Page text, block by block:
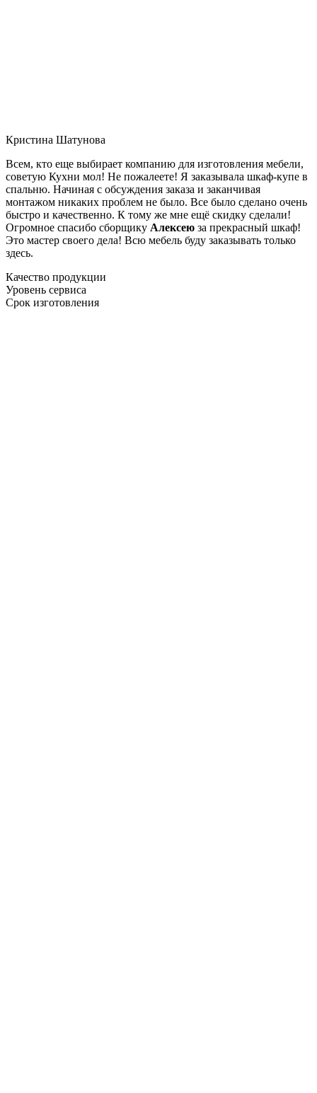
Кристина Шатунова
Всем, кто еще выбирает компанию для изготовления мебели,
советую Кухни мол! Не пожалеете! Я заказывала шкаф-купе в
спальню. Начиная с обсуждения заказа и заканчивая
монтажом никаких проблем не было. Все было сделано очень
быстро и качественно. К тому же мне ещё скидку сделали!
Огромное спасибо сборщику Алексею за прекрасный шкаф!
Это мастер своего дела! Всю мебель буду заказывать только
здесь.
Качество продукции
Уровень сервиса
Срок изготовления